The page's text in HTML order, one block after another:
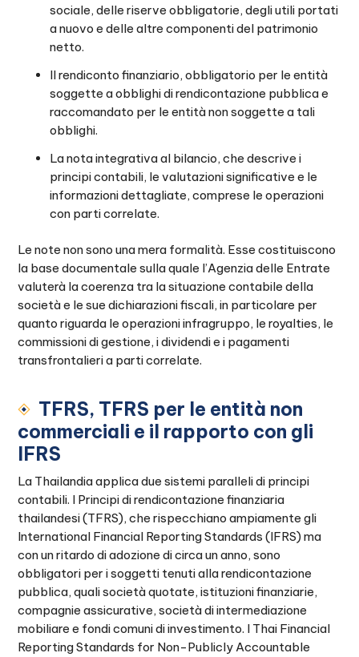
sociale, delle riserve obbligatorie, degli utili portati
a nuovo e delle altre componenti del patrimonio
netto.
Il rendiconto finanziario, obbligatorio per le entità
soggette a obblighi di rendicontazione pubblica e
raccomandato per le entità non soggette a tali
obblighi.
La nota integrativa al bilancio, che descrive i
principi contabili, le valutazioni significative e le
informazioni dettagliate, comprese le operazioni
con parti correlate.
Le note non sono una mera formalità. Esse costituiscono
la base documentale sulla quale l’Agenzia delle Entrate
valuterà la coerenza tra la situazione contabile della
società e le sue dichiarazioni fiscali, in particolare per
quanto riguarda le operazioni infragruppo, le royalties, le
commissioni di gestione, i dividendi e i pagamenti
transfrontalieri a parti correlate.
TFRS, TFRS per le entità non
commerciali e il rapporto con gli
IFRS
La Thailandia applica due sistemi paralleli di principi
contabili. I Principi di rendicontazione finanziaria
thailandesi (TFRS), che rispecchiano ampiamente gli
International Financial Reporting Standards (IFRS) ma
con un ritardo di adozione di circa un anno, sono
obbligatori per i soggetti tenuti alla rendicontazione
pubblica, quali società quotate, istituzioni finanziarie,
compagnie assicurative, società di intermediazione
mobiliare e fondi comuni di investimento. I Thai Financial
Reporting Standards for Non-Publicly Accountable